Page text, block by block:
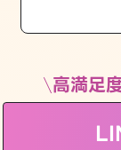
高満足